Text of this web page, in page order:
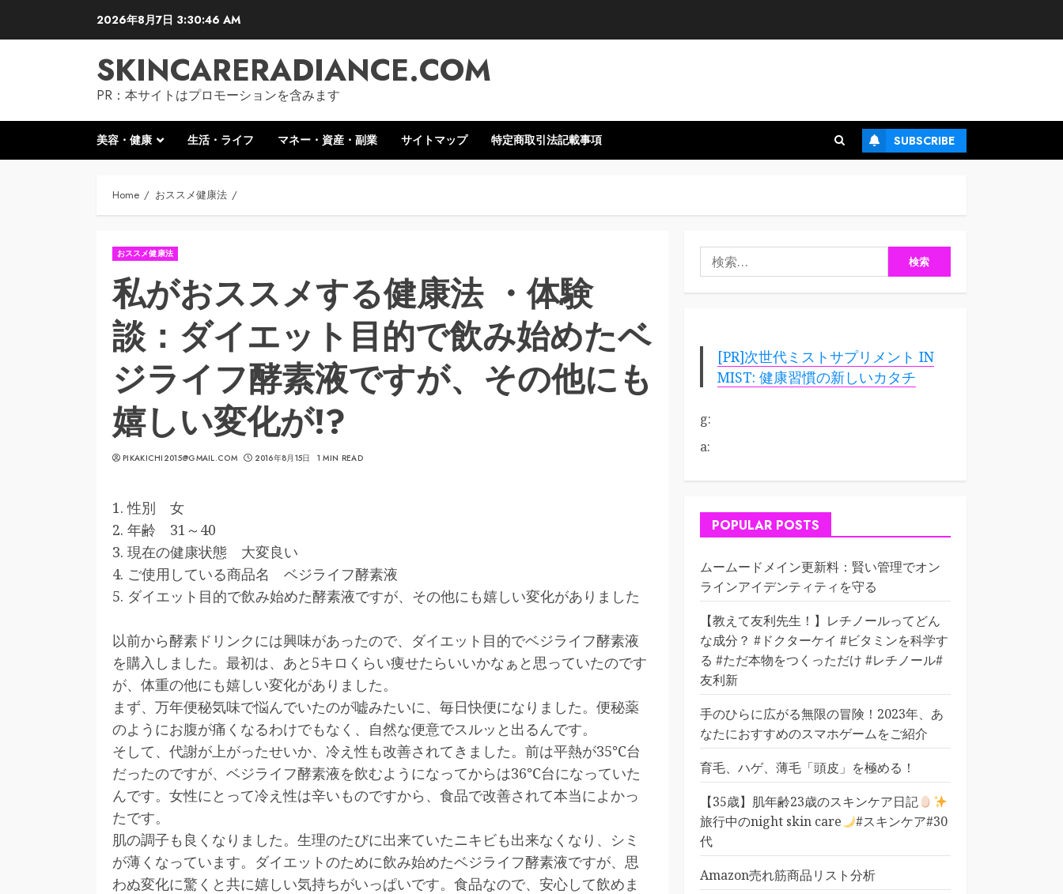
2026年8月7日 3:30:46 AM
SKINCARERADIANCE.COM
PR：本サイトはプロモーションを含みます
美容・健康 生活・ライフ マネー・資産・副業 サイトマップ 特定商取引法記載事項 SUBSCRIBE
Home おススメ健康法
おススメ健康法
私がおススメする健康法 ・体験
談：ダイエット目的で飲み始めたベ
ジライフ酵素液ですが、その他にも
嬉しい変化が!?
PIKAKICHI2015@GMAIL.COM 2016年8月15日 1 MIN READ
1. 性別 女
2. 年齢 31～40
3. 現在の健康状態 大変良い
4. ご使用している商品名 ベジライフ酵素液
5. ダイエット目的で飲み始めた酵素液ですが、その他にも嬉しい変化がありました
以前から酵素ドリンクには興味があったので、ダイエット目的でベジライフ酵素液
を購入しました。最初は、あと5キロくらい痩せたらいいかなぁと思っていたのです
が、体重の他にも嬉しい変化がありました。
まず、万年便秘気味で悩んでいたのが嘘みたいに、毎日快便になりました。便秘薬
のようにお腹が痛くなるわけでもなく、自然な便意でスルッと出るんです。
そして、代謝が上がったせいか、冷え性も改善されてきました。前は平熱が35℃台
だったのですが、ベジライフ酵素液を飲むようになってからは36℃台になっていた
んです。女性にとって冷え性は辛いものですから、食品で改善されて本当によかっ
たです。
肌の調子も良くなりました。生理のたびに出来ていたニキビも出来なくなり、シミ
が薄くなっています。ダイエットのために飲み始めたベジライフ酵素液ですが、思
わぬ変化に驚くと共に嬉しい気持ちがいっぱいです。食品なので、安心して飲めま
検
索:
[PR]次世代ミストサプリメント IN
MIST: 健康習慣の新しいカタチ
g:
a:
POPULAR POSTS
ムームードメイン更新料：賢い管理でオン
ラインアイデンティティを守る
【教えて友利先生！】レチノールってどん
な成分？ #ドクターケイ #ビタミンを科学す
る #ただ本物をつくっただけ #レチノール#
友利新
手のひらに広がる無限の冒険！2023年、あ
なたにおすすめのスマホゲームをご紹介
育毛、ハゲ、薄毛「頭皮」を極める！
【35歳】肌年齢23歳のスキンケア日記
旅行中のnight skin care
#スキンケア#30
代
Amazon売れ筋商品リスト分析